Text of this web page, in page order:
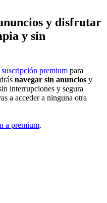
y disfrutar
y sin
suscripción premium para
navegar sin anuncios y
interrupciones y segura
a acceder a ninguna otra
a premium.